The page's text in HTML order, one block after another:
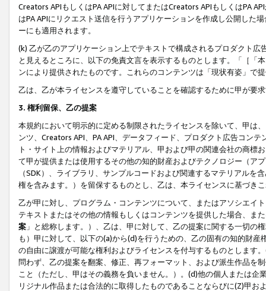
Creators APIもしくはPA APIに対してまたはCreators APIもしくはPA
はPA APIにリクエスト送信を行うアプリケーションを作成し公開した
ーにも適用されます。
(k) 乙が乙のアプリケーション上でテキストで構成されるプロダクト
と見えるところに、以下の免責文言を表示するものとします。「［「
ンにより提供されたものです。これらのコンテンツは「現状有姿」で
乙は、乙が本ライセンスを遵守していることを確認するために甲が要
3. 権利留保、乙の提案
本規約において明示的に定める制限されたライセンスを除いて、甲は
ンツ、Creators API、PA API、データフィード、プロダクト広告コン
ト・サイト上の情報およびマテリアル、甲および甲の関連会社の商
て甲が提供または使用するその他の知的財産およびテクノロジー（ア
（SDK）、ライブラリ、サンプルコードおよび関連するマテリアル
権を含みます。）を留保するものとし、乙は、本ライセンスに基づき
乙が甲に対し、プログラム・コンテンツについて、またはアソシエイ
テキストまたはその他の情報もしくはコンテンツを提供した場合、ま
案 」と総称します。）、乙は、甲に対して、乙の提案に関する一切
も）甲に対して、以下の(a)から(d)を行うための、乙の固有の知的財
の自由に譲渡が可能な権利およびライセンスを付与するものとします
問わず、乙の提案を翻案、修正、再フォーマット、および派生作品を
こと（ただし、甲はその義務を負いません。）。(d)他の個人または
リジナル作品または合法的に取得したものであることならびに(Z)甲